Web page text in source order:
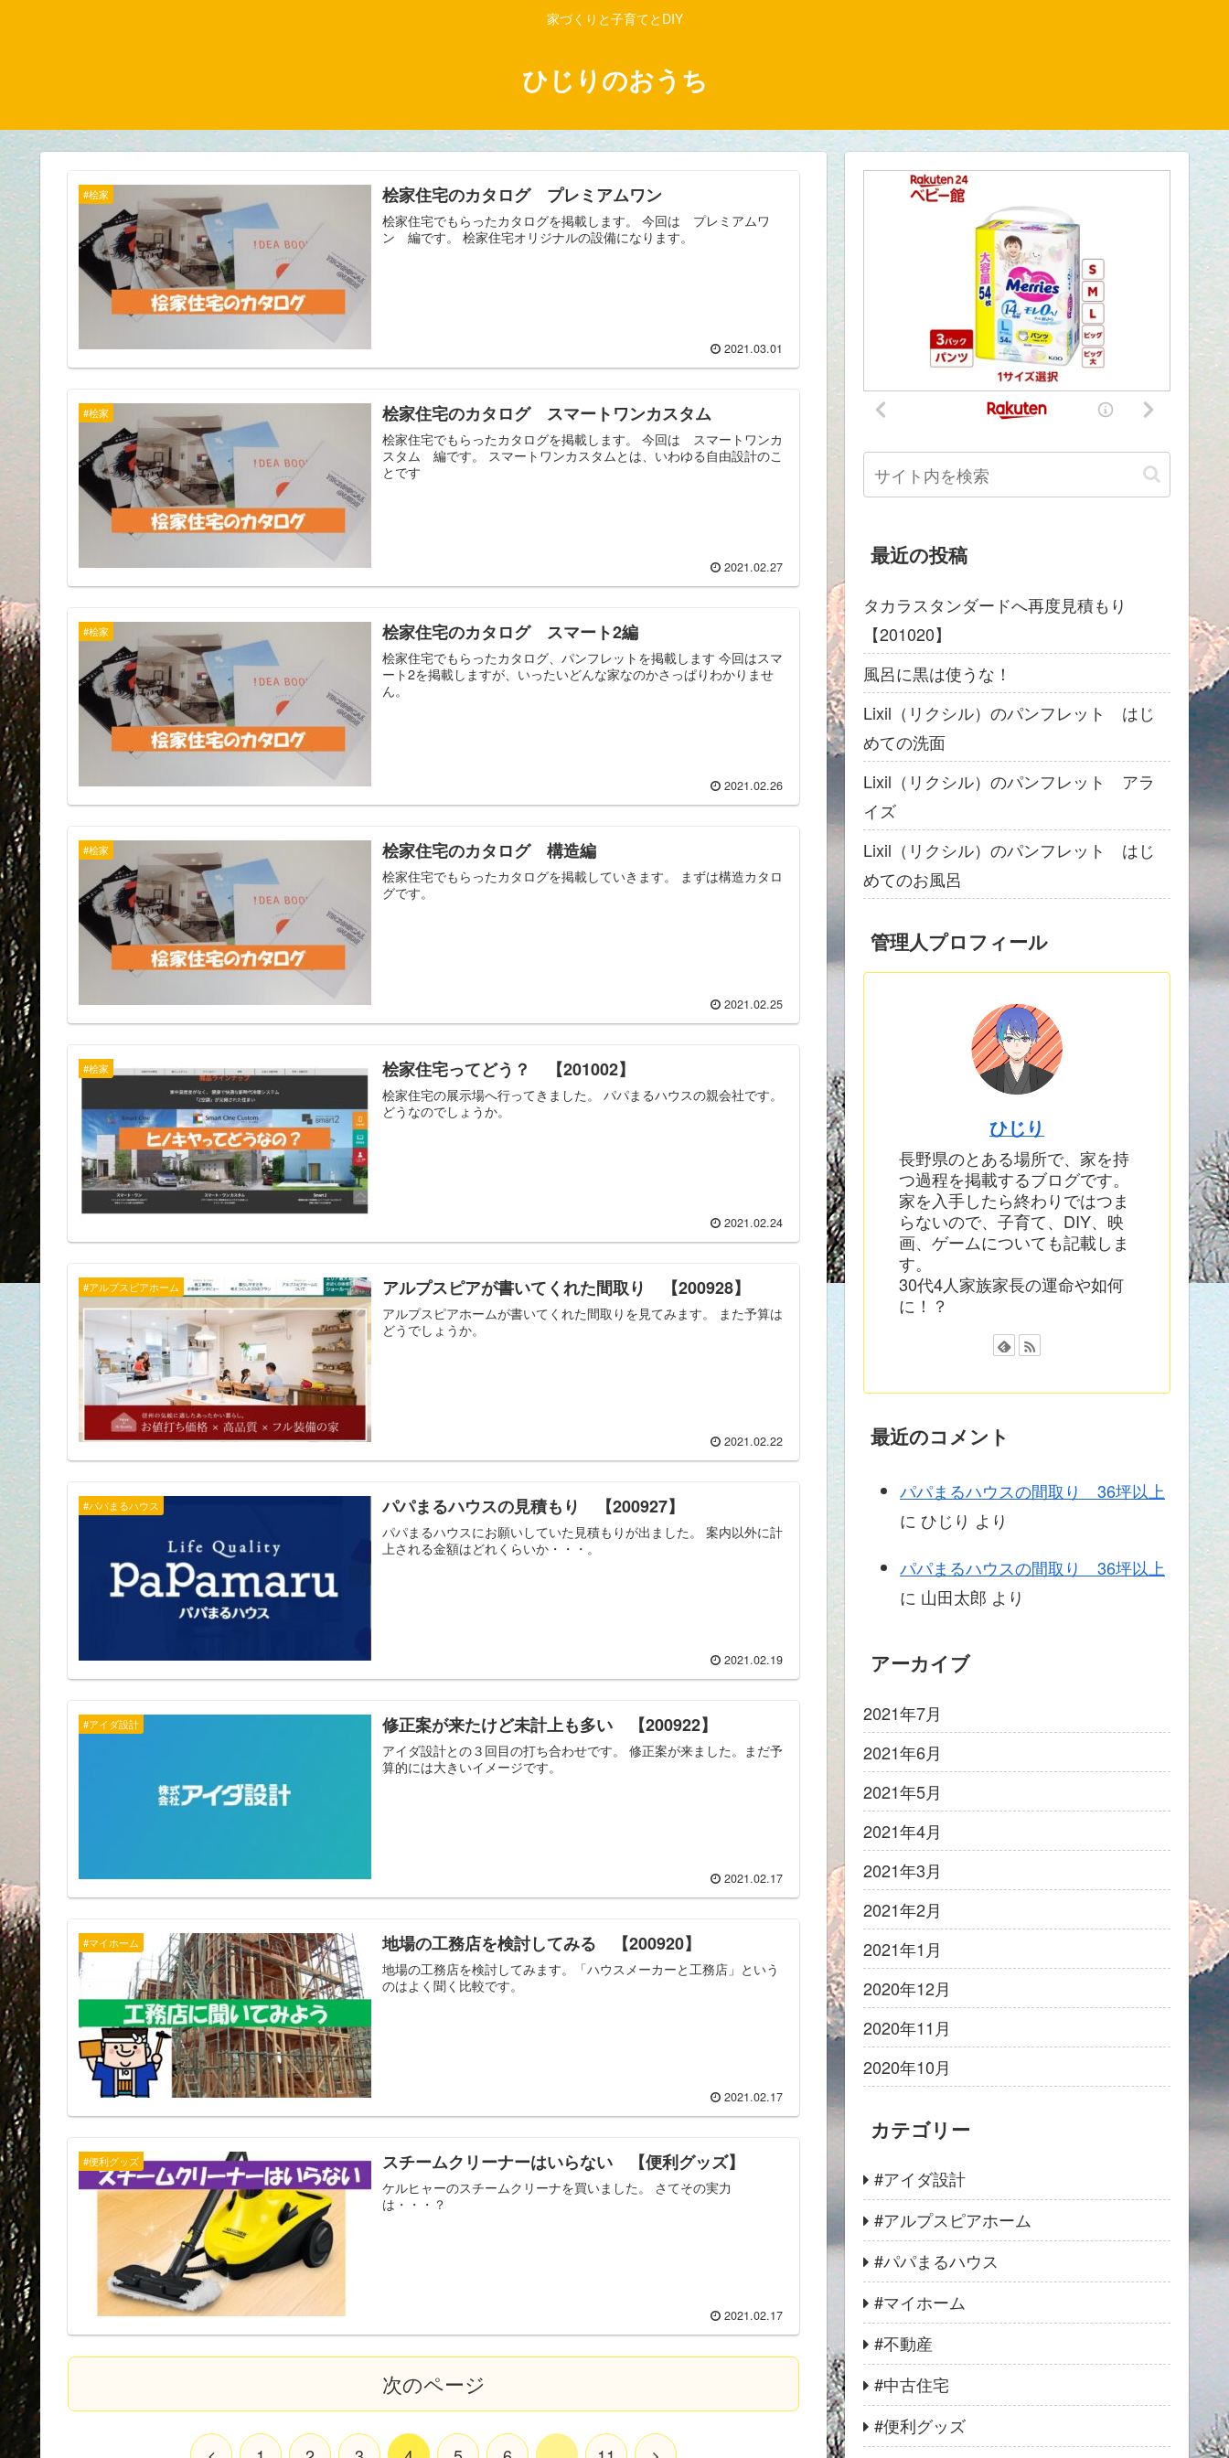
家づくりと子育てとDIY
ひじりのおうち
#桧家 桧家住宅のカタログ プレミアムワン
桧家住宅でもらったカタログを掲載します。 今回は プレミアムワ
ン 編です。 桧家住宅オリジナルの設備になります。
2021.03.01
#桧家 桧家住宅のカタログ スマートワンカスタム
桧家住宅でもらったカタログを掲載します。 今回は スマートワンカ
スタム 編です。 スマートワンカスタムとは、いわゆる自由設計のこ
とです
2021.02.27
#桧家 桧家住宅のカタログ スマート2編
桧家住宅でもらったカタログ、パンフレットを掲載します 今回はスマ
ート2を掲載しますが、いったいどんな家なのかさっぱりわかりませ
ん。
2021.02.26
#桧家 桧家住宅のカタログ 構造編
桧家住宅でもらったカタログを掲載していきます。 まずは構造カタロ
グです。
2021.02.25
#桧家 桧家住宅ってどう？ 【201002】
桧家住宅の展示場へ行ってきました。 パパまるハウスの親会社です。
どうなのでしょうか。
2021.02.24
#アルプスピアホーム アルプスピアが書いてくれた間取り 【200928】
アルプスピアホームが書いてくれた間取りを見てみます。 また予算は
どうでしょうか。
2021.02.22
#パパまるハウス パパまるハウスの見積もり 【200927】
パパまるハウスにお願いしていた見積もりが出ました。 案内以外に計
上される金額はどれくらいか・・・。
2021.02.19
#アイダ設計 修正案が来たけど未計上も多い 【200922】
アイダ設計との３回目の打ち合わせです。 修正案が来ました。まだ予
算的には大きいイメージです。
2021.02.17
#マイホーム 地場の工務店を検討してみる 【200920】
地場の工務店を検討してみます。「ハウスメーカーと工務店」という
のはよく聞く比較です。
2021.02.17
#便利グッズ スチームクリーナーはいらない 【便利グッズ】
ケルヒャーのスチームクリーナを買いました。 さてその実力
は・・・？
2021.02.17
次のページ
最近の投稿
タカラスタンダードへ再度見積もり
【201020】
風呂に黒は使うな！
Lixil（リクシル）のパンフレット はじ
めての洗面
Lixil（リクシル）のパンフレット アラ
イズ
Lixil（リクシル）のパンフレット はじ
めてのお風呂
管理人プロフィール
ひじり
長野県のとある場所で、家を持
つ過程を掲載するブログです。
家を入手したら終わりではつま
らないので、子育て、DIY、映
画、ゲームについても記載しま
す。
30代4人家族家長の運命や如何
に！？
最近のコメント
パパまるハウスの間取り 36坪以上
に ひじり より
パパまるハウスの間取り 36坪以上
に 山田太郎 より
アーカイブ
2021年7月
2021年6月
2021年5月
2021年4月
2021年3月
2021年2月
2021年1月
2020年12月
2020年11月
2020年10月
カテゴリー
#アイダ設計
#アルプスピアホーム
#パパまるハウス
#マイホーム
#不動産
#中古住宅
#便利グッズ